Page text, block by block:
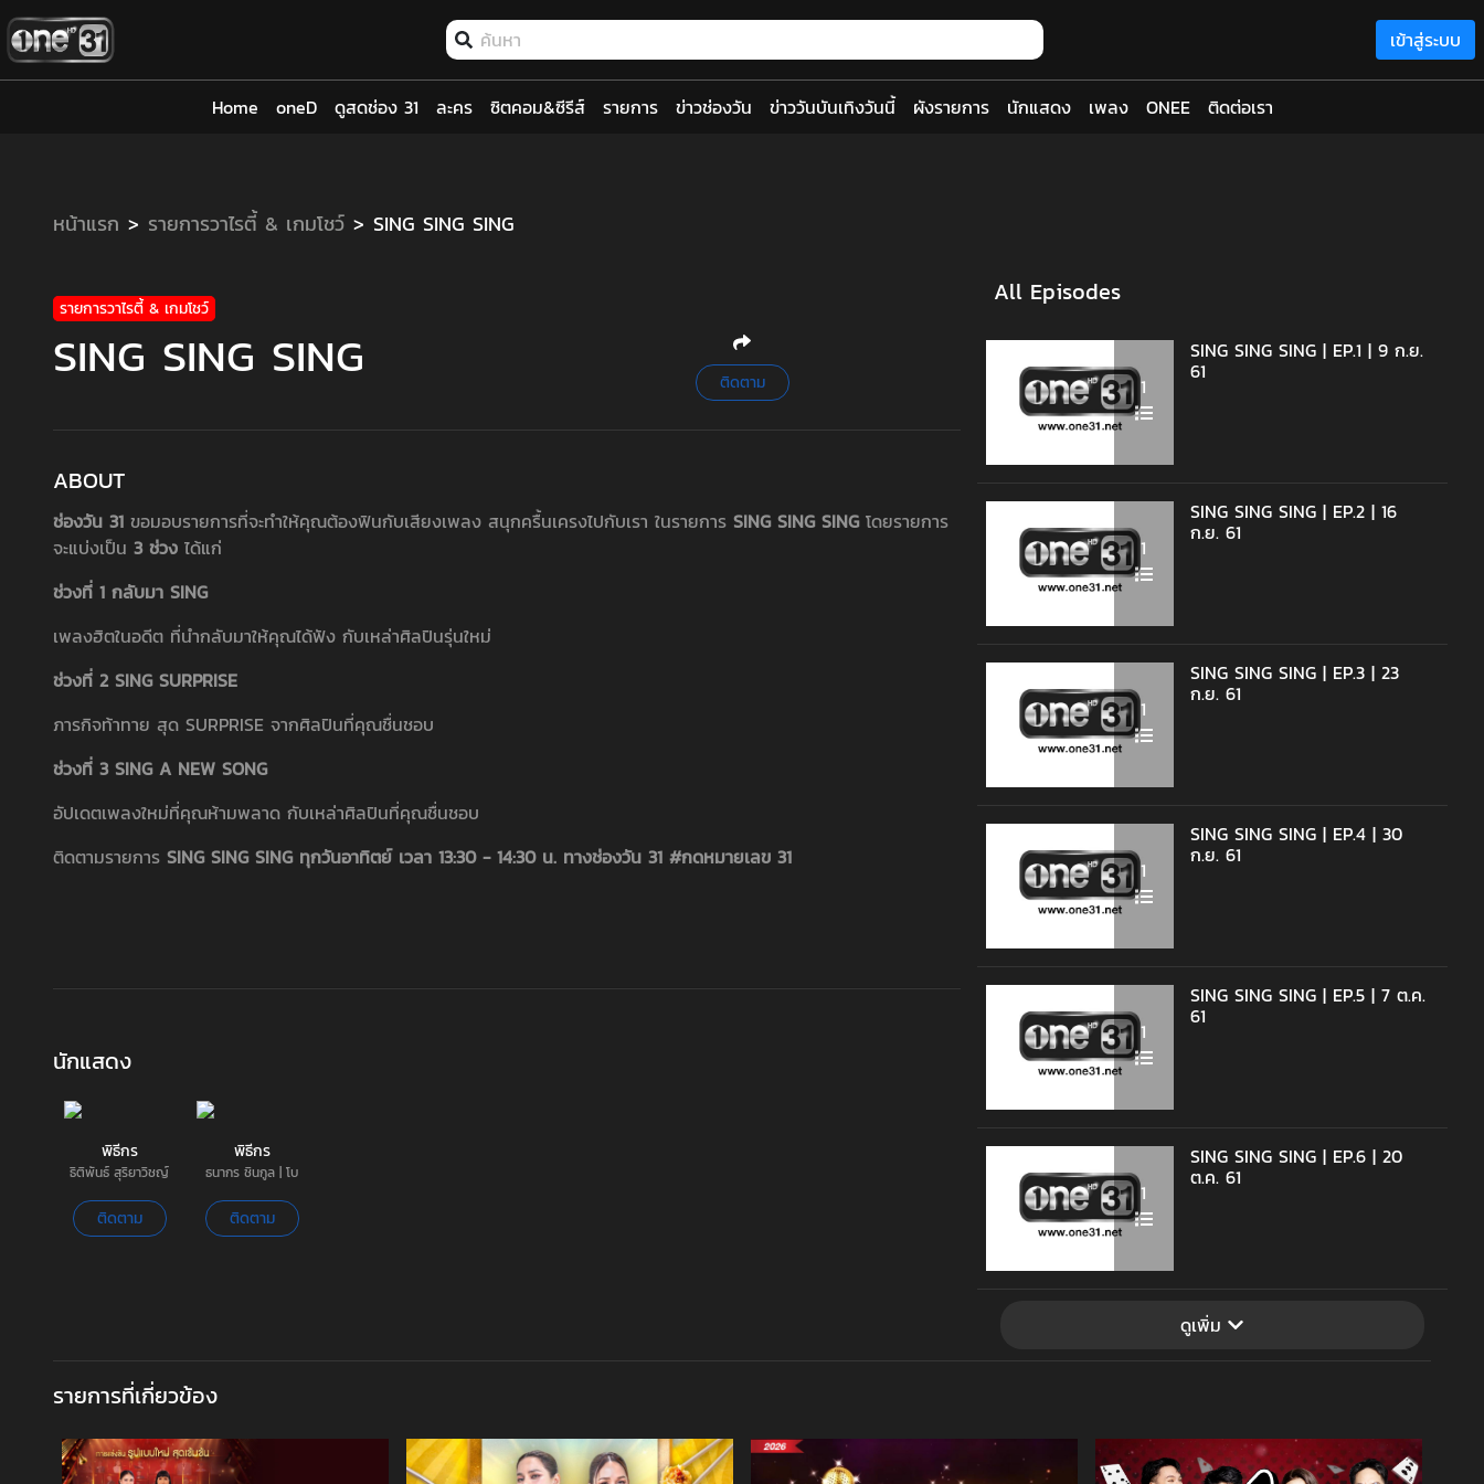
เข้าสู่ระบบ
Home oneD ดูสดช่อง 31 ละคร ซิตคอม&ซีรีส์ รายการ ข่าวช่องวัน ข่าววันบันเทิงวันนี้ ผังรายการ นักแสดง เพลง ONEE ติดต่อเรา
หน้าแรก รายการวาไรตี้ & เกมโชว์ SING SING SING
รายการวาไรตี้ & เกมโชว์
SING SING SING ติดตาม
ABOUT
ช่องวัน 31 ขอมอบรายการที่จะทำให้คุณต้องฟินกับเสียงเพลง สนุกครื้นเครงไปกับเรา ในรายการ SING SING SINGโดยรายการ
จะแบ่งเป็น 3 ช่วง ได้แก่
ช่วงที่ 1 กลับมา SING
เพลงฮิตในอดีต ที่นำกลับมาให้คุณได้ฟัง กับเหล่าศิลปินรุ่นใหม่
ช่วงที่ 2 SING SURPRISE
ภารกิจท้าทาย สุด SURPRISE จากศิลปินที่คุณชื่นชอบ
ช่วงที่ 3 SING A NEW SONG
อัปเดตเพลงใหม่ที่คุณห้ามพลาด กับเหล่าศิลปินที่คุณชื่นชอบ
ติดตามรายการ SING SING SING ทุกวันอาทิตย์ เวลา 13:30 - 14:30 น. ทางช่องวัน 31 #กดหมายเลข 31
นักแสดง
พิธีกร
ธิติพันธ์ สุริยาวิชญ์
ติดตาม
พิธีกร
ธนากร ชินกูล | โบ
ติดตาม
All Episodes
1
SING SING SING | EP.1 | 9 ก.ย.
61
1
SING SING SING | EP.2 | 16
ก.ย. 61
1
SING SING SING | EP.3 | 23
ก.ย. 61
1
SING SING SING | EP.4 | 30
ก.ย. 61
1
SING SING SING | EP.5 | 7 ต.ค.
61
1
SING SING SING | EP.6 | 20
ต.ค. 61
ดูเพิ่ม
รายการที่เกี่ยวข้อง